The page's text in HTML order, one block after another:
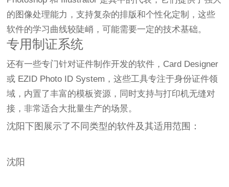
的图像处理能力，支持复杂的排版和个性化定制，这些
软件的学习曲线较陡峭，可能需要一定的技术基础。
专用制证系统
还有一些专门针对证件制作开发的软件，Card Designer
或 EZID Photo ID System，这些工具专注于身份证件领
域，内置了丰富的模板资源，同时支持与打印机无缝对
接，非常适合大批量生产的场景。
沈阳下图展示了不同类型的软件及其适用范围：
沈阳